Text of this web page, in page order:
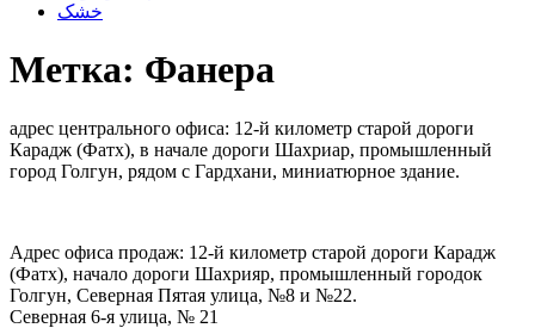
خشک
Метка: Фанера
адрес центрального офиса: 12-й километр старой дороги
Карадж (Фатх), в начале дороги Шахриар, промышленный
город Голгун, рядом с Гардхани, миниатюрное здание.
Адрес офиса продаж: 12-й километр старой дороги Карадж
(Фатх), начало дороги Шахрияр, промышленный городок
Голгун, Северная Пятая улица, №8 и №22.
Северная 6-я улица, № 21